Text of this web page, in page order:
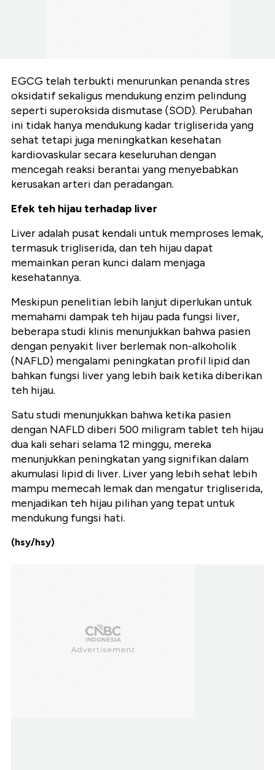
EGCG telah terbukti menurunkan penanda stres
oksidatif sekaligus mendukung enzim pelindung
seperti superoksida dismutase (SOD). Perubahan
ini tidak hanya mendukung kadar trigliserida yang
sehat tetapi juga meningkatkan kesehatan
kardiovaskular secara keseluruhan dengan
mencegah reaksi berantai yang menyebabkan
kerusakan arteri dan peradangan.
Efek teh hijau terhadap liver
Liver adalah pusat kendali untuk memproses lemak,
termasuk trigliserida, dan teh hijau dapat
memainkan peran kunci dalam menjaga
kesehatannya.
Meskipun penelitian lebih lanjut diperlukan untuk
memahami dampak teh hijau pada fungsi liver,
beberapa studi klinis menunjukkan bahwa pasien
dengan penyakit liver berlemak non-alkoholik
(NAFLD) mengalami peningkatan profil lipid dan
bahkan fungsi liver yang lebih baik ketika diberikan
teh hijau.
Satu studi menunjukkan bahwa ketika pasien
dengan NAFLD diberi 500 miligram tablet teh hijau
dua kali sehari selama 12 minggu, mereka
menunjukkan peningkatan yang signifikan dalam
akumulasi lipid di liver. Liver yang lebih sehat lebih
mampu memecah lemak dan mengatur trigliserida,
menjadikan teh hijau pilihan yang tepat untuk
mendukung fungsi hati.
(hsy/hsy)